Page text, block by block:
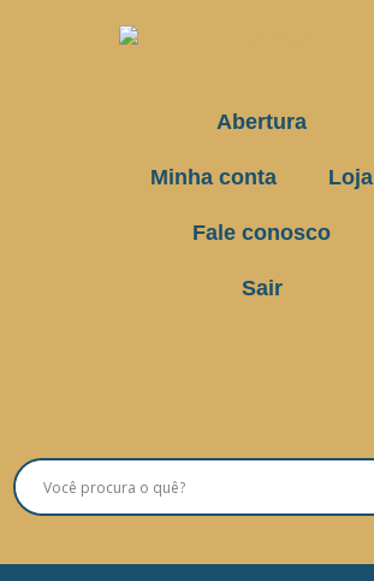
Abertura
Minha conta Loja
Fale conosco
Sair